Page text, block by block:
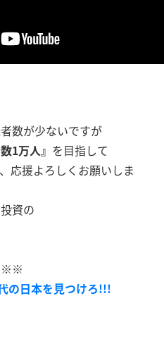
数が少ないですが
1万人』 を目指して
応援よろしくお願いしま
資の
の日本を見つけろ!!!